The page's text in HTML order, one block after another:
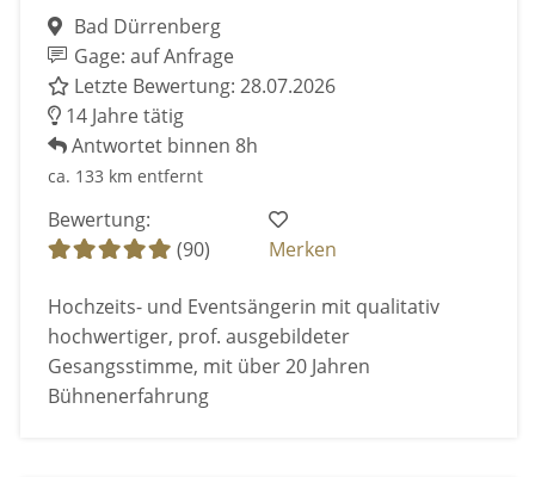
Bad Dürrenberg
Gage: auf Anfrage
Letzte Bewertung: 28.07.2026
14 Jahre tätig
Antwortet binnen 8h
ca. 133 km entfernt
Bewertung:
(90)
Merken
Hochzeits- und Eventsängerin mit qualitativ
hochwertiger, prof. ausgebildeter
Gesangsstimme, mit über 20 Jahren
Bühnenerfahrung